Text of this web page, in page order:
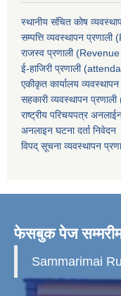
स्थानीय संचित कोष
सम्पत्ति व्यवस्थापन
राजस्व प्रणाली
ई-हाजिरी प्रणाली
एकीकृत कार्यालय
सहकारी व्यवस्थापन
राष्ट्रीय परिचयपत्र
अनलाइन घटना दर्ता निवेदन
विपद् सूचना व्यवस्थापन
फेसबुक पेज
Sammarimai